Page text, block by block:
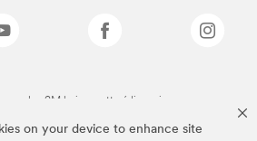
on your device to enhance site
a 3M bejegyzett védjegyei.